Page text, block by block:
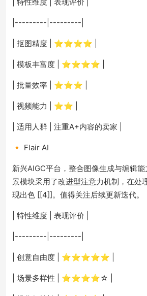
|---------|---------|
| 抠图精度 | ⭐⭐⭐⭐ |
| 模板丰富度 | ⭐⭐⭐⭐ |
| 批量效率 | ⭐⭐⭐ |
| 视频能力 | ⭐⭐ |
| 适用人群 | 注重A+内容的卖家 |
🔸 Flair AI
新兴AIGC平台，整合图像生成与编辑
景模块采用了改进型注意力机制，在处
现出色 [[4]]。值得关注后续更新迭代。
| 特性维度 | 表现评价 |
|---------|---------|
| 创意自由度 | ⭐⭐⭐⭐⭐ |
| 场景多样性 | ⭐⭐⭐⭐☆ |